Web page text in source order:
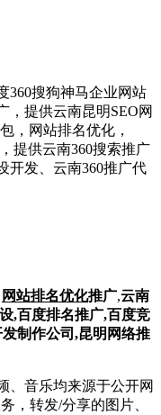
360搜狗神马企业网站
，提供云南昆明SEO网
，网站排名优化，
提供云南360搜索推广
开发、云南360推广代
网站排名优化推广,云南
,百度排名推广,百度竞
制作公司,昆明网络推
、音乐均来源于公开网
，转发/分享的图片、